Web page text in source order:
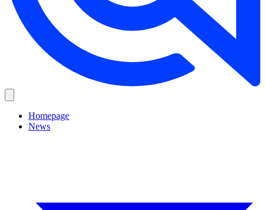
Homepage
News